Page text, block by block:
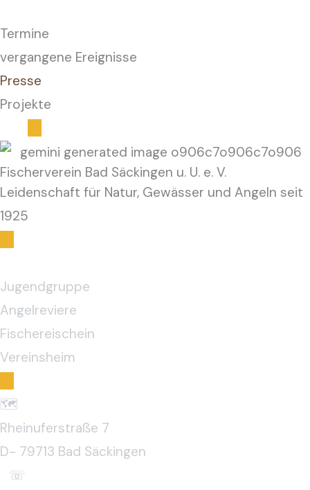
Termine
vergangene Ereignisse
Presse
Projekte
Fischerverein Bad Säckingen u. U. e. V.
Leidenschaft für Natur, Gewässer und Angeln seit
1925
Jugendgruppe
Angelreviere
Fischereischein
Vereinsheim
🗺️
Rheinuferstraße 7
D- 79713 Bad Säckingen
☏